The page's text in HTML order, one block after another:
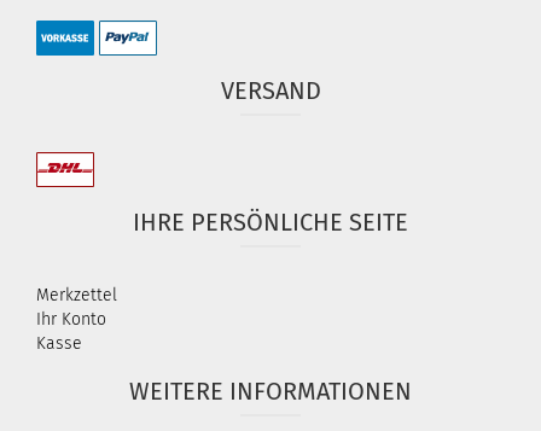
VERSAND
IHRE PERSÖNLICHE SEITE
Merkzettel
Ihr Konto
Kasse
WEITERE INFORMATIONEN